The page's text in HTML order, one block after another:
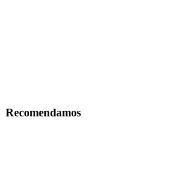
Recomendamos